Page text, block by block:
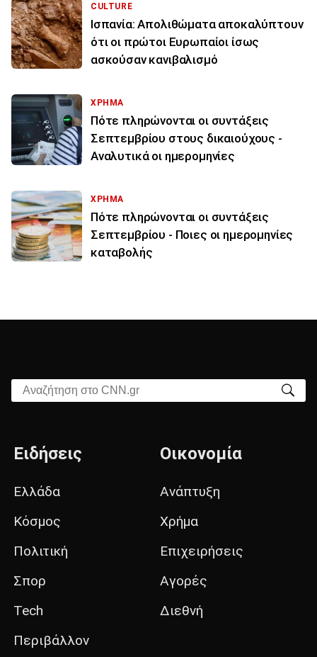
CULTURE
Ισπανία: Απολιθώματα αποκαλύπτουν
ότι οι πρώτοι Ευρωπαίοι ίσως
ασκούσαν κανιβαλισμό
ΧΡΗΜΑ
Πότε πληρώνονται οι συντάξεις
Σεπτεμβρίου στους δικαιούχους -
Αναλυτικά οι ημερομηνίες
ΧΡΗΜΑ
Πότε πληρώνονται οι συντάξεις
Σεπτεμβρίου - Ποιες οι ημερομηνίες
καταβολής
Αναζήτηση στο CNN.gr
Ειδήσεις
Ελλάδα
Κόσμος
Πολιτική
Σπορ
Tech
Περιβάλλον
Οικονομία
Ανάπτυξη
Χρήμα
Επιχειρήσεις
Αγορές
Διεθνή